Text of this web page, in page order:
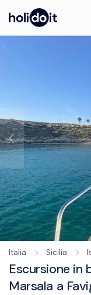
Italia Sicilia
Escursione in
Marsala a